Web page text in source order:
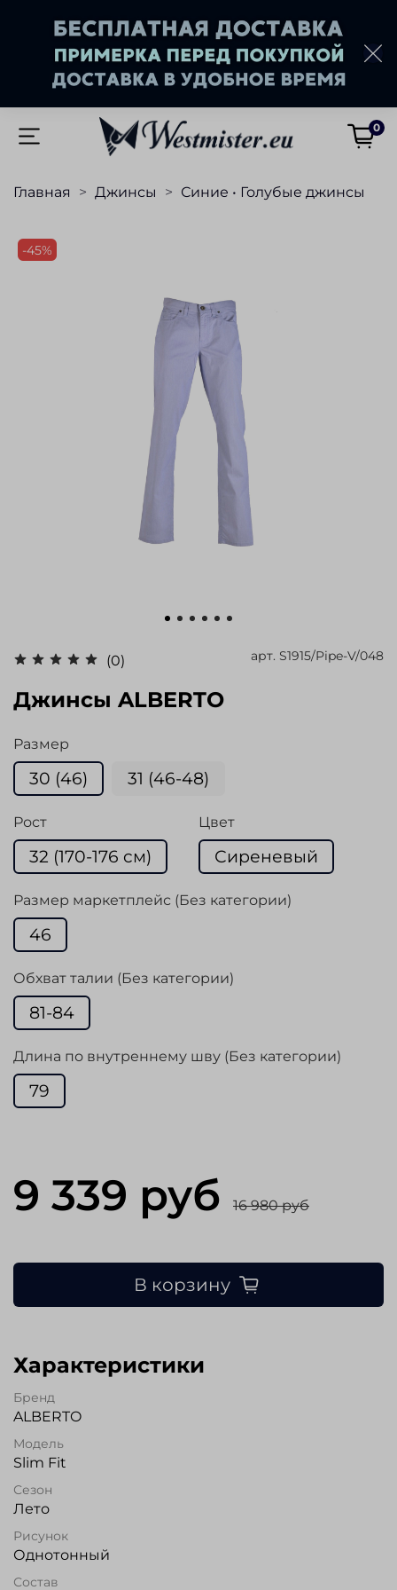
0
Главная Джинсы Синие • Голубые джинсы
-45%
(0) арт. S1915/Pipe-V/048
Джинсы ALBERTO
Размер
30 (46) 31 (46-48)
Рост
32 (170-176 cм)
Цвет
Сиреневый
Размер маркетплейс (Без категории)
46
Обхват талии (Без категории)
81-84
Длина по внутреннему шву (Без категории)
79
9 339 руб 16 980 руб
В корзину
Характеристики
Бренд
ALBERTO
Модель
Slim Fit
Сезон
Лето
Рисунок
Однотонный
Состав